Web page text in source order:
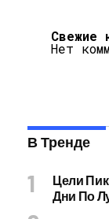
Свежие
Нет
В Тренде
Цели
Дни По